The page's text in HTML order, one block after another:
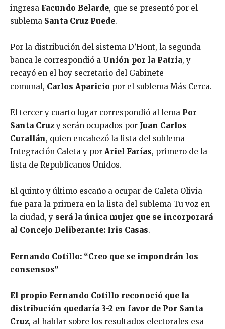
ingresa Facundo Belarde, que se presentó por el
sublema Santa Cruz Puede.
Por la distribución del sistema D’Hont, la segunda
banca le correspondió a Unión por la Patria, y
recayó en el hoy secretario del Gabinete
comunal, Carlos Aparicio por el sublema Más Cerca.
El tercer y cuarto lugar correspondió al lema Por
Santa Cruzy serán ocupados por Juan Carlos
Curallán, quien encabezó la lista del sublema
Integración Caleta y por Ariel Farías, primero de la
lista de Republicanos Unidos.
El quinto y último escaño a ocupar de Caleta Olivia
fue para la primera en la lista del sublema Tu voz en
la ciudad, y será la única mujer que se incorporará
al Concejo Deliberante: Iris Casas.
Fernando Cotillo: “Creo que se impondrán los
consensos”
El propio Fernando Cotillo reconoció que la
distribución quedaría 3-2 en favor de Por Santa
Cruz, al hablar sobre los resultados electorales esa